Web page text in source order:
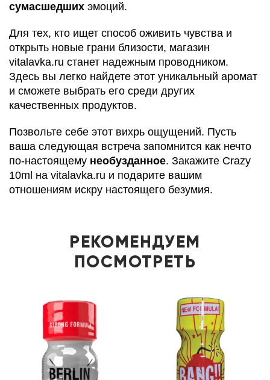
сумасшедших эмоций.
Для тех, кто ищет способ оживить чувства и
открыть новые грани близости, магазин
vitalavka.ru станет надежным проводником.
Здесь вы легко найдете этот уникальный аромат
и сможете выбрать его среди других
качественных продуктов.
Позвольте себе этот вихрь ощущений. Пусть
ваша следующая встреча запомнится как нечто
по-настоящему необузданное. Закажите Crazy
10ml на vitalavka.ru и подарите вашим
отношениям искру настоящего безумия.
РЕКОМЕНДУЕМ
ПОСМОТРЕТЬ